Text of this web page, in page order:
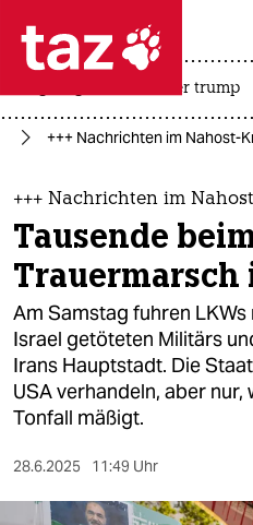
 taz zahl
taz zahl ich
themen
politik
öko
gesellschaft
kultur
usa unter trump
+++ Nachrichten im Nahost-
+++ Nachrichten im
Tausende
Trauermarsch
Am Samstag fuhren
Israel getöteten Militärs
Irans Hauptstadt. Die
USA verhandeln, aber nur,
Tonfall mäßigt.
28.6.2025 11:49 Uhr